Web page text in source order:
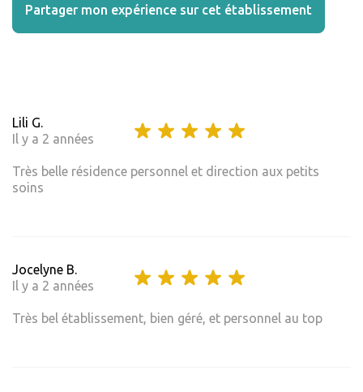
Partager mon expérience sur cet établissement
Lili G.
Il y a 2 années
Très belle résidence personnel et direction aux petits
soins
Jocelyne B.
Il y a 2 années
Très bel établissement, bien géré, et personnel au top